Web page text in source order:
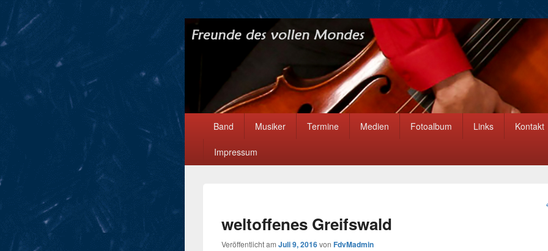
HauptmenüBand Musiker Termine Medien Fotoalbum Links Kontakt
Impressum
weltoffenes Greifswald
Veröffentlicht am Juli 9, 2016von FdvMadmin